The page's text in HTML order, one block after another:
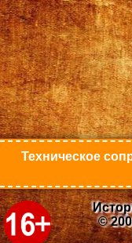
Техническое
©